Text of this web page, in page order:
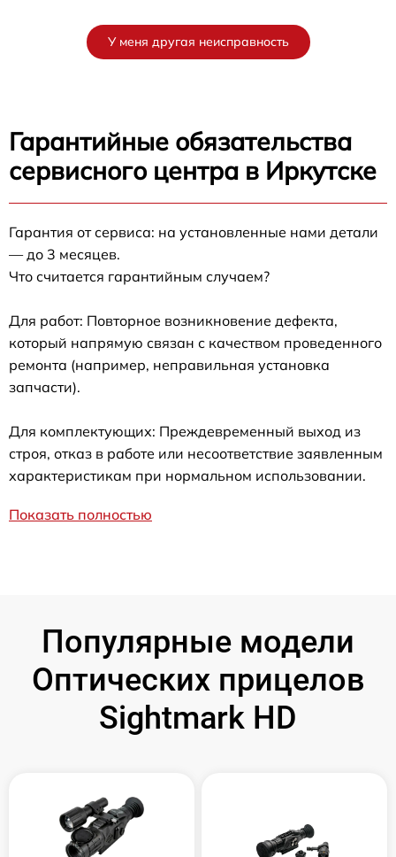
У меня другая неисправность
Гарантийные обязательства
сервисного центра в Иркутске
Гарантия от сервиса: на установленные нами детали
— до 3 месяцев.
Что считается гарантийным случаем?
Для работ: Повторное возникновение дефекта,
который напрямую связан с качеством проведенного
ремонта (например, неправильная установка
запчасти).
Для комплектующих: Преждевременный выход из
строя, отказ в работе или несоответствие заявленным
характеристикам при нормальном использовании.
Показать полностью
Популярные модели
Оптических прицелов
Sightmark HD